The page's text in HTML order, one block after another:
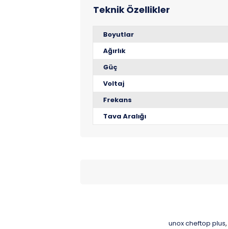
Boyutlar
Ağırlık
Güç
Voltaj
Frekans
Tava Aralığı
unox cheftop plus,